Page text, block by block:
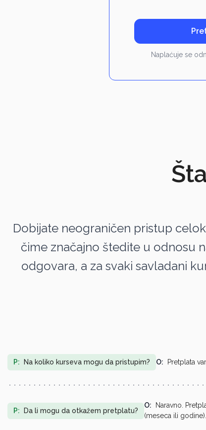
Naplaćuje se
Dobijate neograničen pristup
čime značajno štedite u odnosu
odgovara, a za svaki savladani
P: Na koliko kurseva mogu da pristupim? O: Pretplata
P: Da li mogu da otkažem pretplatu?
O:
Naravno.
(meseca ili godine).